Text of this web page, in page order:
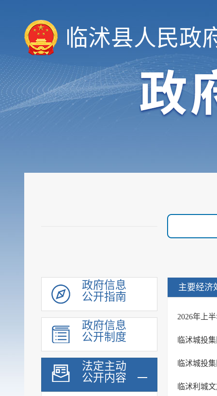
临沭县人民政
政府信息
公开指南
政府信息
公开制度
法定主动
公开内容
机构职能
履职依据
会议公开
决策公开
规划计划
统计信息
公共服务
审计公开
行政执法公示
信用信息
价格与减税降费
市场监管
稳岗就业
主要经济
2026年上
临沭城投
临沭城投
临沭利城